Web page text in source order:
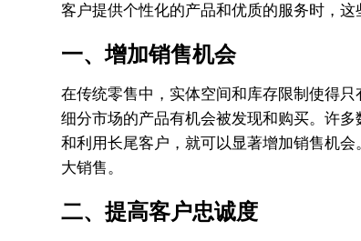
客户提供个性化的产品和优质的服务时，
一、增加销售机会
在传统零售中，实体空间和库存限制使得只
细分市场的产品有机会被发现和购买。许
和利用长尾客户，就可以显著增加销售机
大销售。
二、提高客户忠诚度